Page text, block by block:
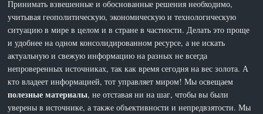
Принимать взвешенные и обоснованные решения необходимо,
учитывая геополитическую, экономическую и технологическую
ситуацию в мире в целом и в стране в частности. Делать это проще
и удобнее на одном консолидированном ресурсе, а не искать
актуальную и свежую информацию на разных не всегда
непроверенных источниках, так как время сегодня на вес золота. А
кто владеет информацией, тот управляет миром! Мы освещаем
полезные материалы, не отставая ни на шаг, чтобы вы были
уверены в источнике, а также объективности и непредвзятости. Мы